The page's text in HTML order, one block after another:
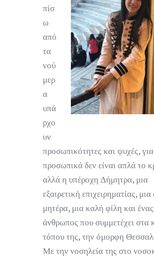
πίσ
ω
από
τα
νού
μερ
α
υπά
ρχο
υν
προσωπικότητες και ψυχές,
προσωπικά δεν είναι απλά το
αλλά η υπέροχη Δήμητρα, μια
εξαιρετική επιχειρηματίας,
μητέρα, μια καλή φίλη και
άνθρωπος που συμμετέχει στα
τόπου της, την όμορφη
Με την νοσηλεία της στο